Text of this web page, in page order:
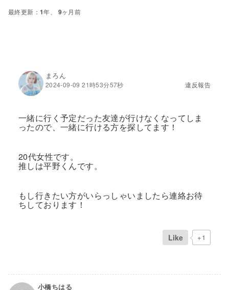
1年、 9ヶ月前
まろん
2024-09-09 21時53分57秒 違反報告
一緒に行く予定だった友達が行けなくなってしま
ったので、一緒に行ける方を探してます！
20代女性です。
推しは平野くんです。
もし行きたい方がいらっしゃいましたら連絡お待
ちしております！
Like +1
小橋ちはる